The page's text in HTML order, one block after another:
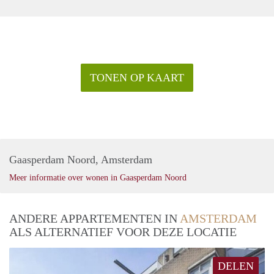
TONEN OP KAART
Gaasperdam Noord, Amsterdam
Meer informatie over wonen in Gaasperdam Noord
ANDERE APPARTEMENTEN IN AMSTERDAM
ALS ALTERNATIEF VOOR DEZE LOCATIE
DELEN